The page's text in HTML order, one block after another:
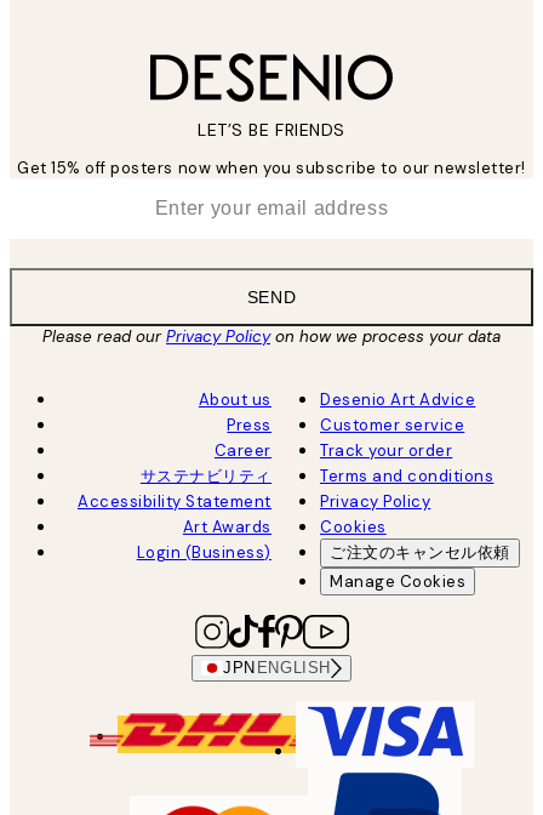
LET’S BE FRIENDS
Get 15% off posters now when you subscribe to our newsletter!
SEND
Please read ourPrivacy Policyon how we process your data
About us
Press
Career
サステナビリティ
Accessibility Statement
Art Awards
Login (Business)
Desenio Art Advice
Customer service
Track your order
Terms and conditions
Privacy Policy
Cookies
ご注文のキャンセル依頼
Manage Cookies
JPN ENGLISH